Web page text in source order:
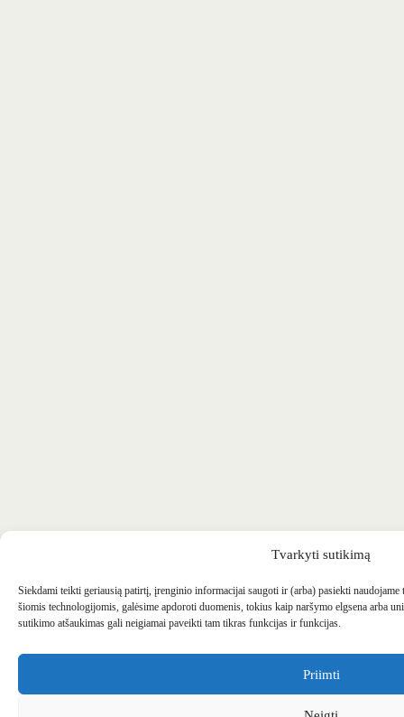
Tvarkyti sutikimą
Siekdami teikti geriausią patirtį, įrenginio informacijai saugoti ir (arba) pasiekti
šiomis technologijomis, galėsime apdoroti duomenis, tokius kaip naršymo elgsena arba
sutikimo atšaukimas gali neigiamai paveikti tam tikras funkcijas ir funkcijas.
Priimti